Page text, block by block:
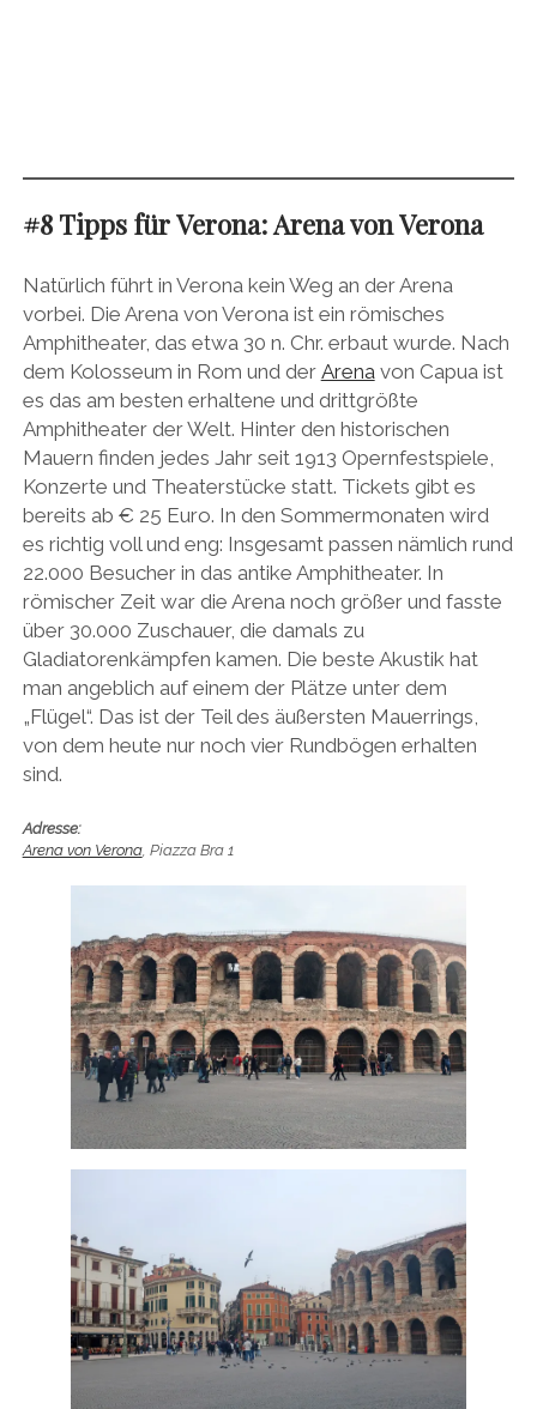
#8 Tipps für Verona: Arena von Verona
Natürlich führt in Verona kein Weg an der Arena
vorbei. Die Arena von Verona ist ein römisches
Amphitheater, das etwa 30 n. Chr. erbaut wurde. Nach
dem Kolosseum in Rom und der Arenavon Capua ist
es das am besten erhaltene und drittgrößte
Amphitheater der Welt. Hinter den historischen
Mauern finden jedes Jahr seit 1913 Opernfestspiele,
Konzerte und Theaterstücke statt. Tickets gibt es
bereits ab € 25 Euro. In den Sommermonaten wird
es richtig voll und eng: Insgesamt passen nämlich rund
22.000 Besucher in das antike Amphitheater. In
römischer Zeit war die Arena noch größer und fasste
über 30.000 Zuschauer, die damals zu
Gladiatorenkämpfen kamen. Die beste Akustik hat
man angeblich auf einem der Plätze unter dem
„Flügel“. Das ist der Teil des äußersten Mauerrings,
von dem heute nur noch vier Rundbögen erhalten
sind.
Adresse:
Arena von Verona, Piazza Bra 1